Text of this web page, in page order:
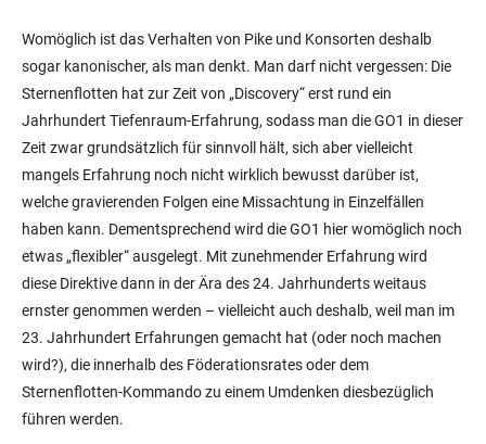
Womöglich ist das Verhalten von Pike und Konsorten deshalb
sogar kanonischer, als man denkt. Man darf nicht vergessen: Die
Sternenflotten hat zur Zeit von „Discovery“ erst rund ein
Jahrhundert Tiefenraum-Erfahrung, sodass man die GO1 in dieser
Zeit zwar grundsätzlich für sinnvoll hält, sich aber vielleicht
mangels Erfahrung noch nicht wirklich bewusst darüber ist,
welche gravierenden Folgen eine Missachtung in Einzelfällen
haben kann. Dementsprechend wird die GO1 hier womöglich noch
etwas „flexibler“ ausgelegt. Mit zunehmender Erfahrung wird
diese Direktive dann in der Ära des 24. Jahrhunderts weitaus
ernster genommen werden – vielleicht auch deshalb, weil man im
23. Jahrhundert Erfahrungen gemacht hat (oder noch machen
wird?), die innerhalb des Föderationsrates oder dem
Sternenflotten-Kommando zu einem Umdenken diesbezüglich
führen werden.